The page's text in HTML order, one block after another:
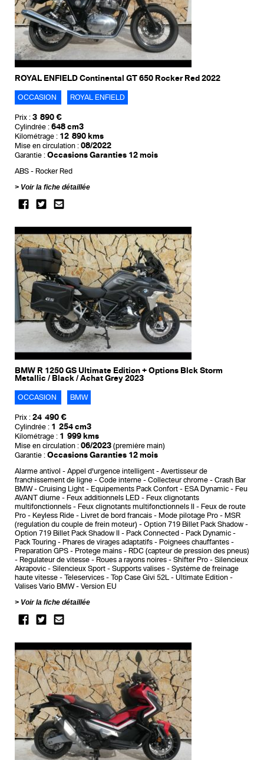
ROYAL ENFIELD Continental GT 650 Rocker Red 2022
OCCASION ROYAL ENFIELD
Prix : 3 890 €
Cylindrée : 648 cm3
Kilométrage : 12 890 kms
Mise en circulation : 08/2022
Garantie : Occasions Garanties 12 mois
ABS
Rocker Red
Voir la fiche détaillée
BMW R 1250 GS Ultimate Edition + Options Blck Storm
Metallic / Black / Achat Grey 2023
OCCASION BMW
Prix : 24 490 €
Cylindrée : 1 254 cm3
Kilométrage : 1 999 kms
Mise en circulation : 06/2023 (première main)
Garantie : Occasions Garanties 12 mois
Alarme antivol Appel d'urgence intelligent
Avertisseur de
franchissement de ligne
Code interne Collecteur chrome
Crash Bar
BMW
Cruising Light Equipements Pack Confort ESA Dynamic
Feu
AVANT diurne
Feux additionnels LED
Feux clignotants
multifonctionnels
Feux clignotants multifonctionnels II
Feux de route
Pro
Keyless Ride Livret de bord francais Mode pilotage Pro
MSR
(regulation du couple de frein moteur)
Option 719 Billet Pack Shadow
Option 719 Billet Pack Shadow II
Pack Connected
Pack Dynamic
Pack Touring
Phares de virages adaptatifs
Poignees chauffantes
Preparation GPS
Protege mains
RDC (capteur de pression des pneus)
Regulateur de vitesse
Roues a rayons noires Shifter Pro
Silencieux
Akrapovic
Silencieux Sport Supports valises
Système de freinage
haute vitesse
Teleservices Top Case Givi 52L
Ultimate Edition
Valises Vario BMW
Version EU
Voir la fiche détaillée